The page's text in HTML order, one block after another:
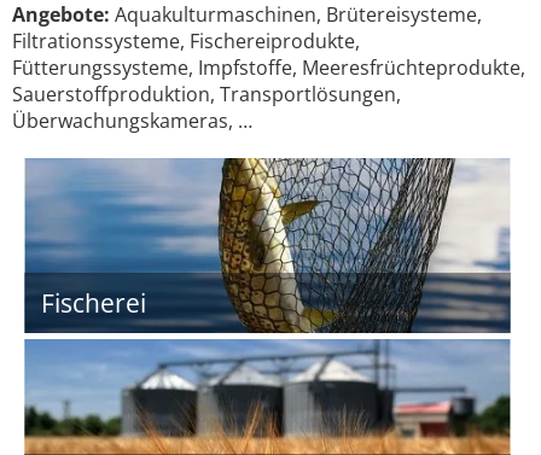
Angebote: Aquakulturmaschinen, Brütereisysteme,
Filtrationssysteme, Fischereiprodukte,
Fütterungssysteme, Impfstoffe, Meeresfrüchteprodukte,
Sauerstoffproduktion, Transportlösungen,
Überwachungskameras, …
Fischerei